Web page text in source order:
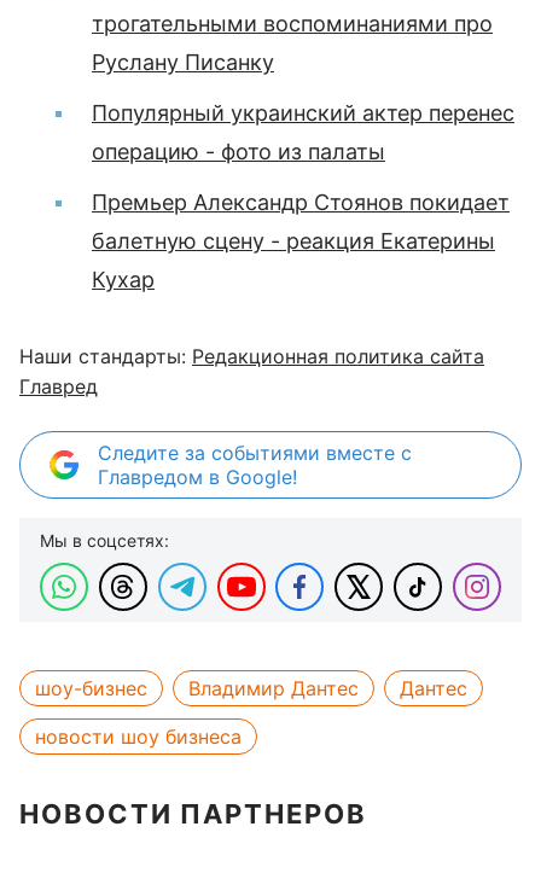
трогательными воспоминаниями про
Руслану Писанку
Популярный украинский актер перенес
операцию - фото из палаты
Премьер Александр Стоянов покидает
балетную сцену - реакция Екатерины
Кухар
Наши стандарты: Редакционная политика сайта
Главред
Следите за событиями вместе с
Главредом в Google!
Мы в соцсетях:
шоу-бизнес Владимир Дантес
Дантес
новости шоу бизнеса
НОВОСТИ ПАРТНЕРОВ